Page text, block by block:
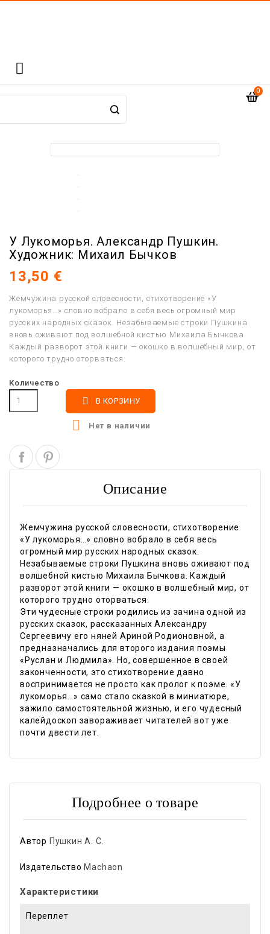

0
У Лукоморья. Александр Пушкин.
Художник: Михаил Бычков
13,50 €
Жемчужина русской словесности, стихотворение «У
лукоморья…» словно вобрало в себя весь огромный мир
русских народных сказок. Незабываемые строки Пушкина
вновь оживают под волшебной кистью Михаила Бычкова.
Каждый разворот этой книги — окошко в волшебный мир, от
которого трудно оторваться.
Количество
 В КОРЗИНУ
 Нет в наличии
Описание
Жемчужина русской словесности, стихотворение
«У лукоморья…» словно вобрало в себя весь
огромный мир русских народных сказок.
Незабываемые строки Пушкина вновь оживают под
волшебной кистью Михаила Бычкова. Каждый
разворот этой книги — окошко в волшебный мир, от
которого трудно оторваться.
Эти чудесные строки родились из зачина одной из
русских сказок, рассказанных Александру
Сергеевичу его няней Ариной Родионовной, а
предназначались для второго издания поэмы
«Руслан и Людмила». Но, совершенное в своей
законченности, это стихотворение давно
воспринимается не просто как пролог к поэме. «У
лукоморья…» само стало сказкой в миниатюре,
зажило самостоятельной жизнью, и его чудесный
калейдоскоп завораживает читателей вот уже
почти двести лет.
Подробнее о товаре
Автор Пушкин А. С.
Издательство Machaon
Характеристики
Переплет